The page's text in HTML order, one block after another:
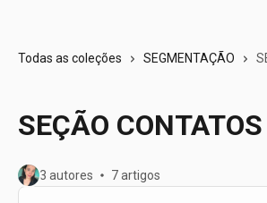
Todas as coleções SEGMENTAÇÃO
SEÇÃO CONTATOS
3 autores 7 artigos